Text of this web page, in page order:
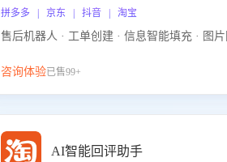
拼多多 | 京东 | 抖音 | 淘宝
售后机器人 · 工单创建 · 信息智能填充 · 图
咨询体验已售99+
AI智能回评助手